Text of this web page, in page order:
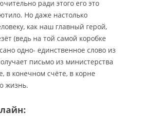
ради этого его это
Но даже настолько
как наш главный герой,
(ведь на той самой коробке
одно- единственное слово из
письмо из министерства
в конечном счёте, в корне
жизнь.